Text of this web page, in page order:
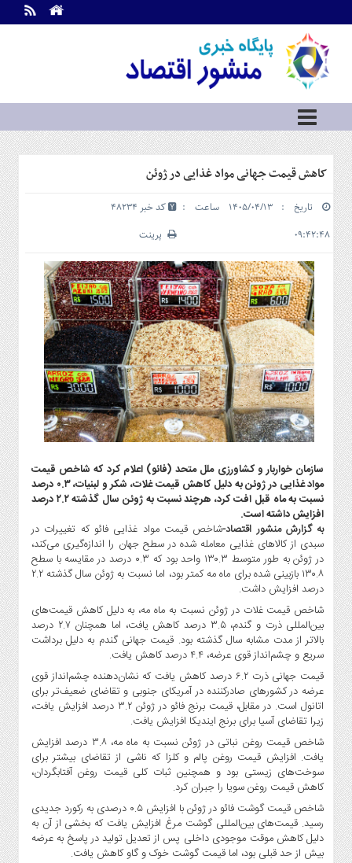
اطلاعات
تماس
ما
درباره
ما
سرویس
ها
بازار
سرمایه
و
بورس
مسکن
و
شهری
گاز
و
پتروشیمی
صنعت
و
خودرو
استارت
آپ
و
فن
آوری
بانک
،
بیمه
و
ارز
دیجیتال
کشاورزی
و
صنایع
غذایی
سیاسی
و
بین
الملل
نگاه
روز
کاهش قیمت جهانی مواد غذایی در ژوئن
تاریخ : ۱۴۰۵/۰۴/۱۳ ساعت :
۰۹:۴۲:۴۸
کد خبر 48234
پرینت
سازمان خواربار و کشاورزی ملل متحد (فائو) اعلام کرد که شاخص قیمت
مواد غذایی در ژوئن به دلیل کاهش قیمت غلات، شکر و لبنیات، ۰.۳ درصد
نسبت به ماه قبل افت کرد، هرچند نسبت به ژوئن سال گذشته ۲.۲ درصد
افزایش داشته است.
به گزارش منشور اقتصاد-شاخص قیمت مواد غذایی فائو که تغییرات در
سبدی از کالاهای غذایی معامله‌ شده در سطح جهان را اندازه‌گیری می‌کند،
در ژوئن به طور متوسط ‌۱۳۰.۳ واحد بود که ۰.۳ درصد در مقایسه با سطح
۱۳۰.۸ بازبینی شده برای ماه مه کمتر بود، اما نسبت به ژوئن سال گذشته ۲.۲
درصد افزایش داشت.
شاخص قیمت غلات در ژوئن نسبت به ماه مه، به دلیل کاهش قیمت‌های
بین‌المللی ذرت و گندم، ۳.۵ درصد کاهش یافت، اما همچنان ۲.۷ درصد
بالاتر از مدت مشابه سال گذشته بود. قیمت جهانی گندم به دلیل برداشت
سریع و چشم‌انداز قوی عرضه، ۴.۴ درصد کاهش یافت.
قیمت جهانی ذرت ۶.۲ درصد کاهش یافت که نشان‌دهنده چشم‌انداز قوی
عرضه در کشورهای صادرکننده در آمریکای جنوبی و تقاضای ضعیف‌تر برای
اتانول است. در مقابل، قیمت برنج فائو در ژوئن ۳.۲ درصد افزایش یافت،
زیرا تقاضای آسیا برای برنج ایندیکا افزایش یافت.
شاخص قیمت روغن نباتی در ژوئن نسبت به ماه مه، ۳.۸ درصد افزایش
یافت. افزایش قیمت روغن پالم و کلزا که ناشی از تقاضای بیشتر برای
سوخت‌های زیستی بود و همچنین ثبات کلی قیمت روغن آفتابگردان،
کاهش قیمت روغن سویا را جبران کرد.
شاخص قیمت گوشت فائو در ژوئن با افزایش ۰.۵ درصدی به رکورد جدیدی
رسید. قیمت‌های بین‌المللی گوشت مرغ افزایش یافت که بخشی از آن به
دلیل کاهش موقت موجودی داخلی پس از تعدیل تولید در پاسخ به عرضه
بیش از حد قبلی بود، اما قیمت گوشت خوک و گاو کاهش یافت.